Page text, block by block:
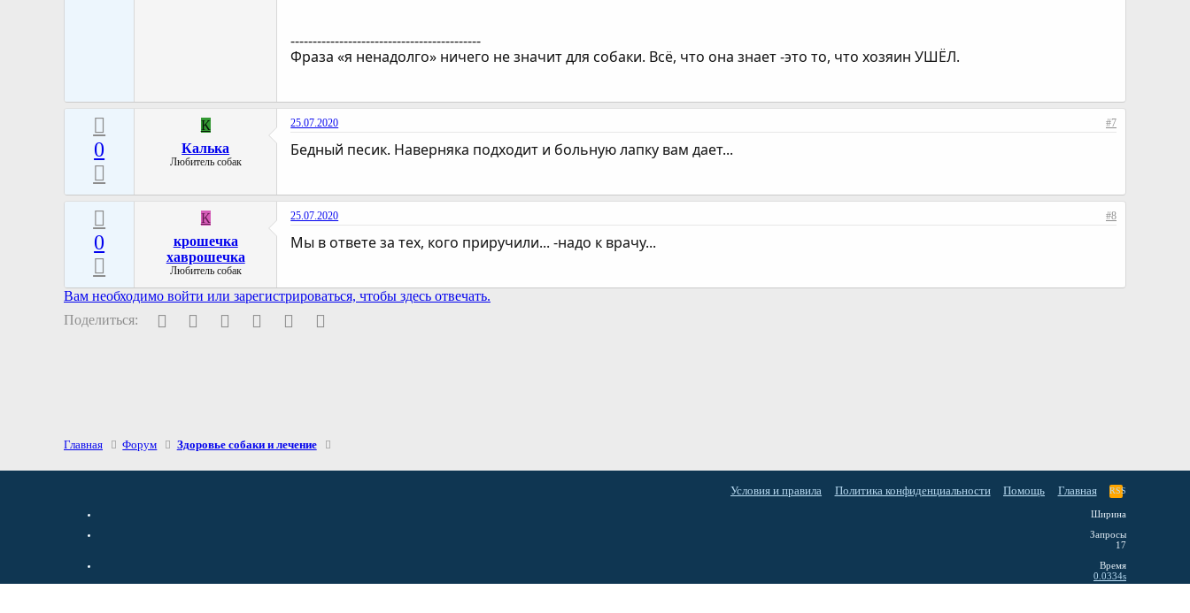
-------------------------------------------
Фраза «я ненадолго» ничего не значит для собаки. Всё, что она знает -это то, что хозяин УШЁЛ.
0
К
Калька
Любитель собак
25.07.2020 #7
Бедный песик. Наверняка подходит и больную лапку вам дает...
0
К
крошечка
хаврошечка
Любитель собак
25.07.2020 #8
Мы в ответе за тех, кого приручили... -надо к врачу...
Вам необходимо войти или зарегистрироваться, чтобы здесь отвечать.
Поделиться:
Facebook
Twitter PinterestWhatsAppЭлектронная почта
Главная Форум Здоровье собаки и лечение
Условия и правила Политика конфиденциальности Помощь Главная RSS
Ширина
Запросы
17
Время
0.0334s